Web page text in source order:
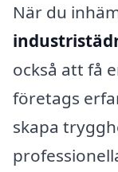
När du
också att få
företags
skapa